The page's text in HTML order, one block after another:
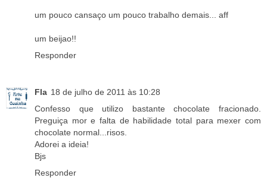
um pouco cansaço um pouco trabalho demais... aff
um beijao!!
Responder
Fla 18 de julho de 2011 às 10:28
Confesso que utilizo bastante chocolate fracionado.
Preguiça mor e falta de habilidade total para mexer com
chocolate normal...risos.
Adorei a ideia!
Bjs
Responder